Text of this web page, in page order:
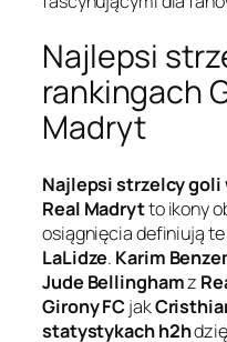
Najlepsi
rankingach
Madryt
Najlepsi strzelcy goli
Real Madrytto ikony
osiągnięcia definiują
LaLidze. Karim
Jude Bellinghamz
Girony FCjak
statystykach h2h